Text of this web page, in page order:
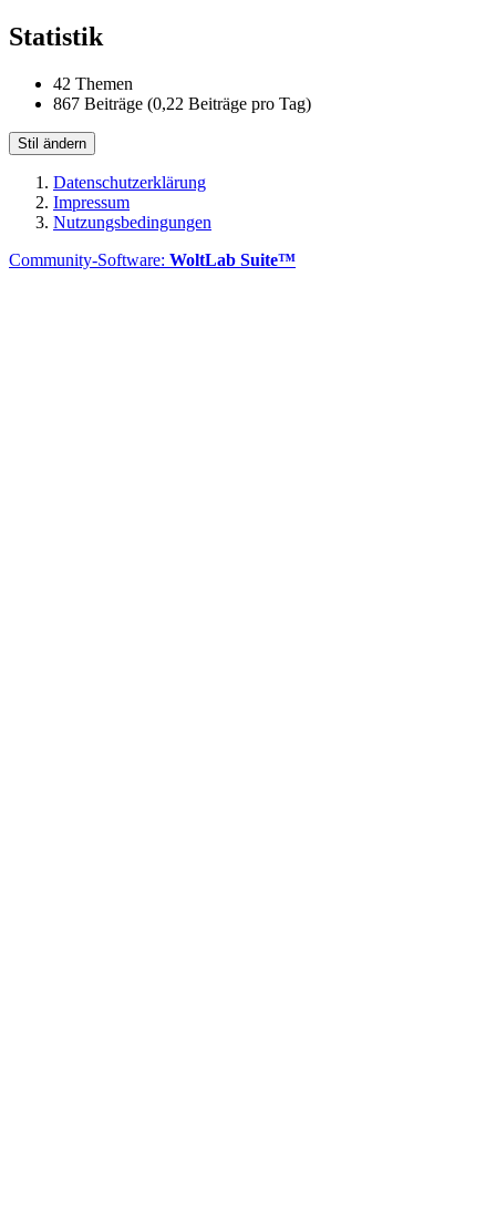
Statistik
42 Themen
867 Beiträge (0,22 Beiträge pro Tag)
Stil ändern
Datenschutzerklärung
Impressum
Nutzungsbedingungen
Community-Software: WoltLab Suite™